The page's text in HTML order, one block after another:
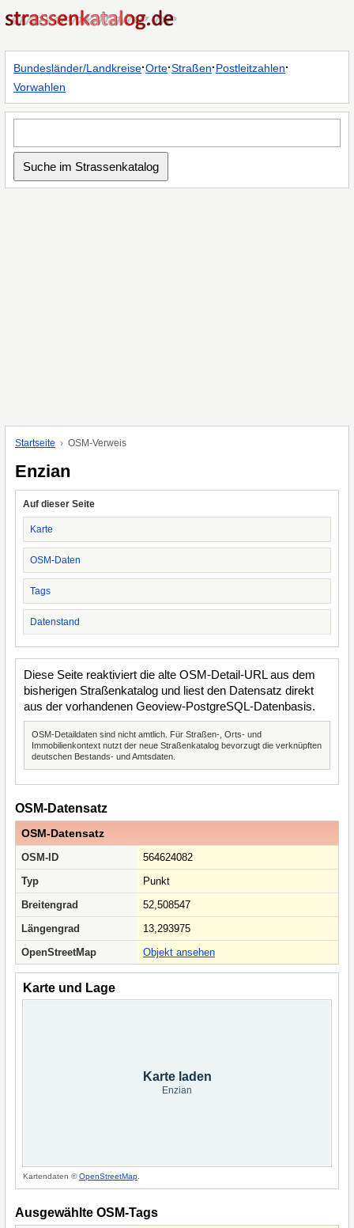
Bundesländer/Landkreise·Orte·Straßen·Postleitzahlen·
Vorwahlen
Startseite OSM-Verweis
Enzian
Auf dieser Seite
Karte
OSM-Daten
Tags
Datenstand
Diese Seite reaktiviert die alte OSM-Detail-URL aus dem
bisherigen Straßenkatalog und liest den Datensatz direkt
aus der vorhandenen Geoview-PostgreSQL-Datenbasis.
OSM-Detaildaten sind nicht amtlich. Für Straßen-, Orts- und
Immobilienkontext nutzt der neue Straßenkatalog bevorzugt die verknüpften
deutschen Bestands- und Amtsdaten.
OSM-Datensatz
OSM-Datensatz
OSM-ID
564624082
Typ
Punkt
Breitengrad
52,508547
Längengrad
13,293975
OpenStreetMap
Objekt ansehen
Karte und Lage
Karte laden
Enzian
Kartendaten ©OpenStreetMap
Ausgewählte OSM-Tags